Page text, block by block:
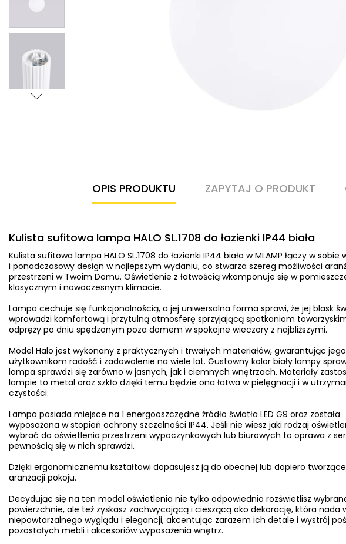
OPIS PRODUKTU ZAPYTAJ O PRODUKT
Kulista sufitowa lampa HALO SL.1708 do łazienki IP44 biała
Kulista sufitowa lampa HALO SL.1708 do łazienki IP44 biała w MLAMP łączy w sobie
i ponadczasowy design w najlepszym wydaniu, co stwarza szereg możliwości
przestrzeni w Twoim Domu. Oświetlenie z łatwością wkomponuje się w
klasycznym i nowoczesnym klimacie.
Lampa cechuje się funkcjonalnością, a jej uniwersalna forma sprawi, że jej blask
wprowadzi komfortową i przytulną atmosferę sprzyjającą spotkaniom
odpręży po dniu spędzonym poza domem w spokojne wieczory z najbliższymi.
Model Halo jest wykonany z praktycznych i trwałych materiałów, gwarantując jego
użytkownikom radość i zadowolenie na wiele lat. Gustowny kolor biały lampy
lampa sprawdzi się zarówno w jasnych, jak i ciemnych wnętrzach. Materiały
lampie to metal oraz szkło dzięki temu będzie ona łatwa w pielęgnacji i w
czystości.
Lampa posiada miejsce na 1 energooszczędne źródło światła LED G9 oraz została
wyposażona w stopień ochrony szczelności IP44. Jeśli nie wiesz jaki rodzaj
wybrać do oświetlenia przestrzeni wypoczynkowych lub biurowych to oprawa z
pewnością się w nich sprawdzi.
Dzięki ergonomicznemu kształtowi dopasujesz ją do obecnej lub dopiero
aranżacji pokoju.
Decydując się na ten model oświetlenia nie tylko odpowiednio rozświetlisz
powierzchnie, ale też zyskasz zachwycającą i cieszącą oko dekorację, która nada
niepowtarzalnego wyglądu i elegancji, akcentując zarazem ich detale i wystrój
pozostałych mebli i akcesoriów wyposażenia wnętrz.